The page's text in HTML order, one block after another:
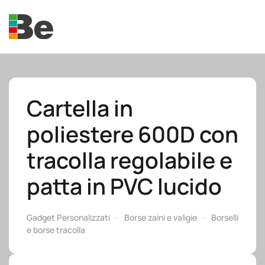
Skip to main content
Cartella in
poliestere 600D con
tracolla regolabile e
patta in PVC lucido
Gadget Personalizzati Borse zaini e valigie
Borselli
e borse tracolla